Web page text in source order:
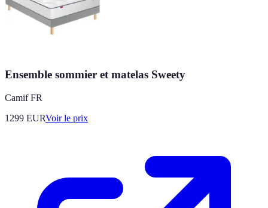
Ensemble sommier et matelas Sweety
Camif FR
1299 EURVoir le prix